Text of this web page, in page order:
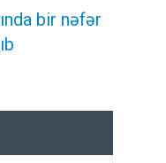
bir nəfər